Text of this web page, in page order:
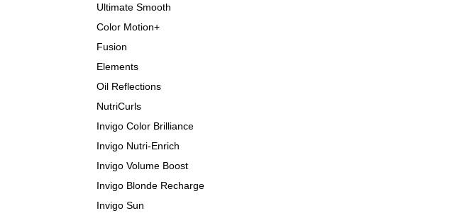
Ultimate Smooth
Color Motion+
Fusion
Elements
Oil Reflections
NutriCurls
Invigo Color Brilliance
Invigo Nutri-Enrich
Invigo Volume Boost
Invigo Blonde Recharge
Invigo Sun